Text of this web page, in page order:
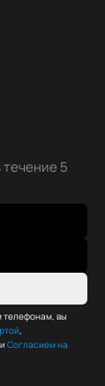
5
телефонам, вы
,
и Согласием на